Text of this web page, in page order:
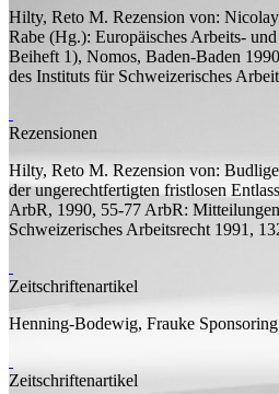
Hilty, Reto M. Rezension von:
Rabe (Hg.): Europäisches Arbeits-
Beiheft 1), Nomos, Baden-Baden
des Instituts für Schweizerisches
Rezensionen
Hilty, Reto M. Rezension von:
der ungerechtfertigten fristlosen
ArbR, 1990, 55-77 ArbR:
Schweizerisches Arbeitsrecht 1991,
Zeitschriftenartikel
Henning-Bodewig, Frauke Sponsoring
Zeitschriftenartikel